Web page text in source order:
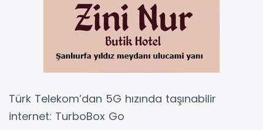
Türk Telekom’dan 5G hızında taşınabilir
internet: TurboBox Go